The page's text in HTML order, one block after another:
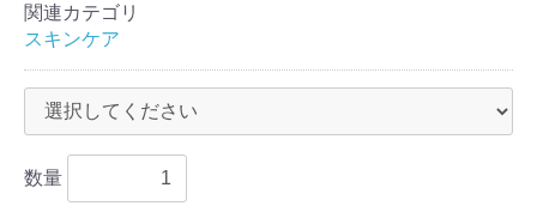
関連カテゴリ
スキンケア
数量